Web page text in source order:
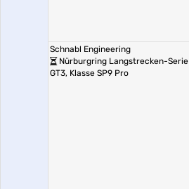
Schnabl Engineering
Nürburgring Langstrecken-Serie
GT3, Klasse SP9 Pro